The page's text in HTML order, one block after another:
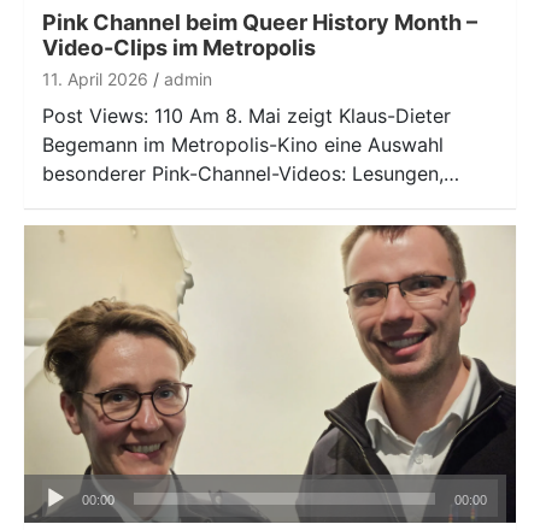
Pink Channel beim Queer History Month –
Video-Clips im Metropolis
11. April 2026 admin
Post Views: 110 Am 8. Mai zeigt Klaus-Dieter
Begemann im Metropolis-Kino eine Auswahl
besonderer Pink-Channel-Videos: Lesungen,…
Audio-
Player
00:00 00:00